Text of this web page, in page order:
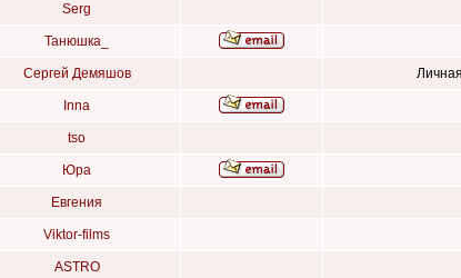
Serg
Танюшка_
Сергей Демяшов
Inna
tso
Юра
Евгения
Viktor-films
ASTRO